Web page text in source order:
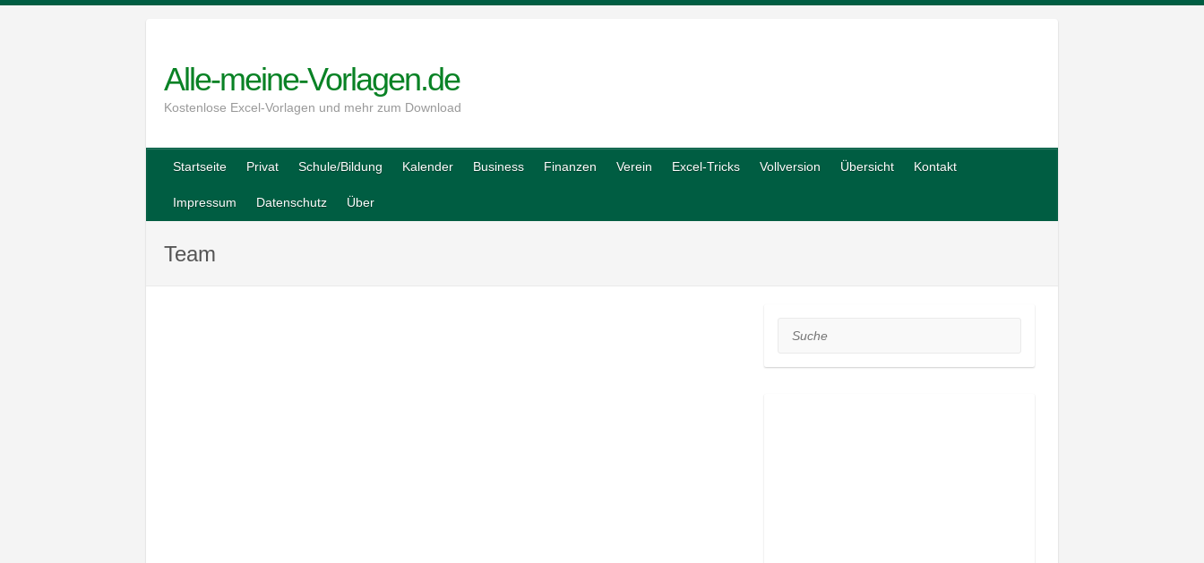
Alle-meine-Vorlagen.de
Kostenlose Excel-Vorlagen und mehr zum Download
Startseite Privat Schule/Bildung Kalender Business Finanzen Verein Excel-Tricks Vollversion Übersicht Kontakt
Impressum Datenschutz Über
Team
Suche